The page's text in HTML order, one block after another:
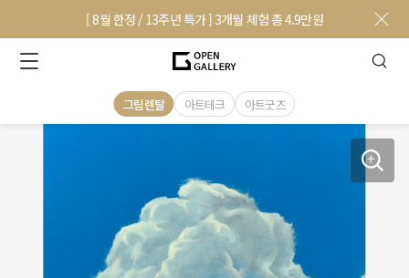
[ 8월 한정 / 13주년 특가 ] 3개월 체험 총 4.9만원
그림렌탈 아트테크 아트굿즈